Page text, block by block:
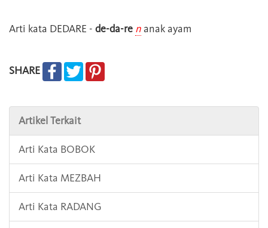
Arti kata DEDARE - de-da-re nanak ayam
SHARE
Artikel Terkait
Arti Kata BOBOK
Arti Kata MEZBAH
Arti Kata RADANG